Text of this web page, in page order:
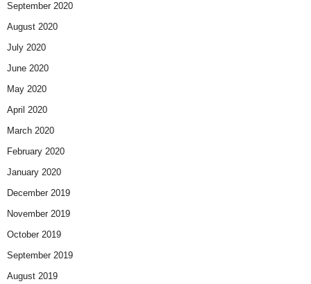
September 2020
August 2020
July 2020
June 2020
May 2020
April 2020
March 2020
February 2020
January 2020
December 2019
November 2019
October 2019
September 2019
August 2019